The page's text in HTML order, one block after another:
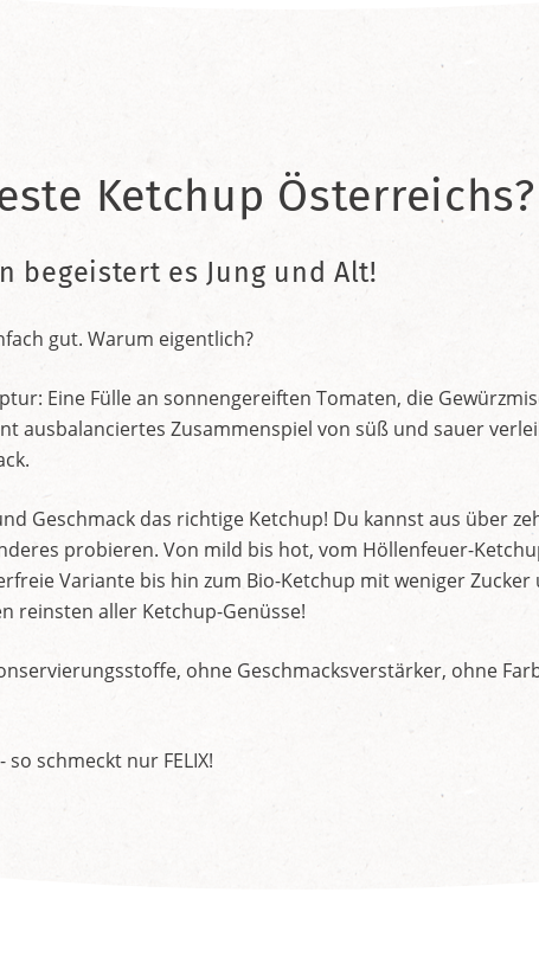
Ketchup Österreichs?
begeistert es Jung und Alt!
gut. Warum eigentlich?
Eine Fülle an sonnengereiften Tomaten, die
ausbalanciertes Zusammenspiel von süß und sauer
Geschmack das richtige Ketchup! Du kannst aus über
probieren. Von mild bis hot, vom Höllenfeuer-
Variante bis hin zum Bio-Ketchup mit weniger Zucker
reinsten aller Ketchup-Genüsse!
ohne Geschmacksverstärker, ohne
schmeckt nur FELIX!